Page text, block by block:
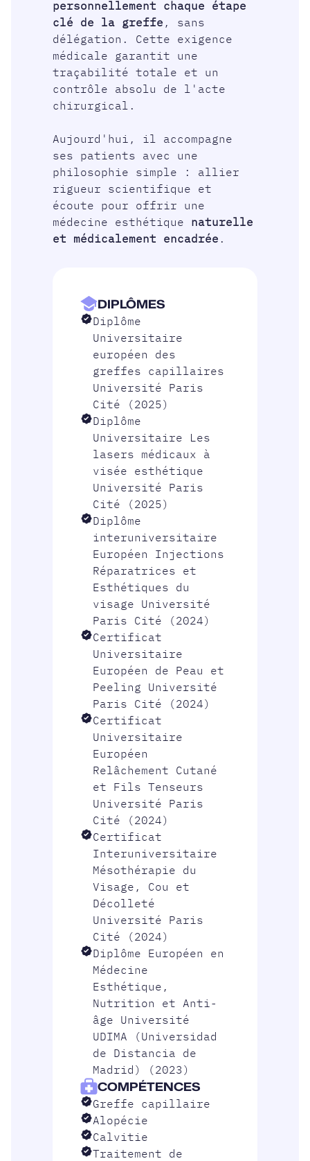
personnellement chaque étape
clé de la greffe , sans
délégation. Cette exigence
médicale garantit une
traçabilité totale et un
contrôle absolu de l'acte
chirurgical.
Aujourd'hui, il accompagne
ses patients avec une
philosophie simple : allier
rigueur scientifique et
écoute pour offrir une
médecine esthétique naturelle
et médicalement encadrée .
DIPLÔMES
Diplôme
Universitaire
européen des
greffes capillaires
Université Paris
Cité (2025)
Diplôme
Universitaire Les
lasers médicaux à
visée esthétique
Université Paris
Cité (2025)
Diplôme
interuniversitaire
Européen Injections
Réparatrices et
Esthétiques du
visage Université
Paris Cité (2024)
Certificat
Universitaire
Européen de Peau et
Peeling Université
Paris Cité (2024)
Certificat
Universitaire
Européen
Relâchement Cutané
et Fils Tenseurs
Université Paris
Cité (2024)
Certificat
Interuniversitaire
Mésothérapie du
Visage, Cou et
Décolleté
Université Paris
Cité (2024)
Diplôme Européen en
Médecine
Esthétique,
Nutrition et Anti-
âge Université
UDIMA (Universidad
de Distancia de
Madrid) (2023)
COMPÉTENCES
Greffe capillaire
Alopécie
Calvitie
Traitement de